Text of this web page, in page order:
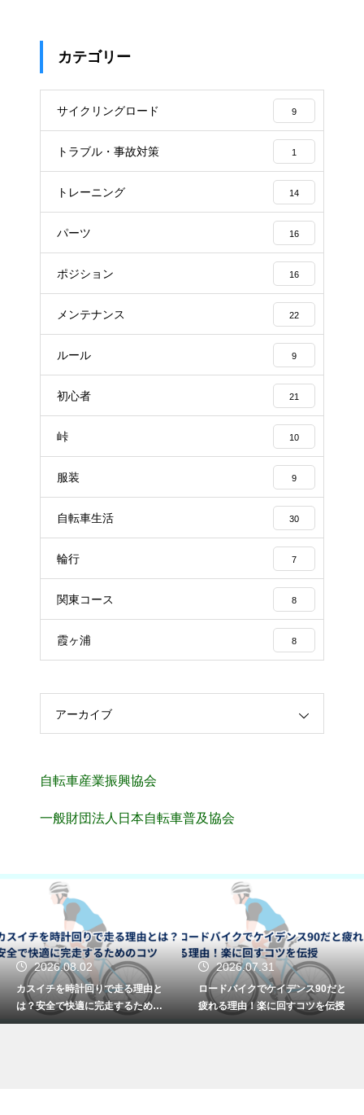
カテゴリー
サイクリングロード 9
トラブル・事故対策 1
トレーニング 14
パーツ 16
ポジション 16
メンテナンス 22
ルール 9
初心者 21
峠 10
服装 9
自転車生活 30
輪行 7
関東コース 8
霞ヶ浦 8
アーカイブ
自転車産業振興協会
一般財団法人日本自転車普及協会
2026.08.02
カスイチを時計回りで走る理由と
は？安全で快適に完走するための
コツ
2026.07.31
ロードバイクでケイデンス90だと
疲れる理由！楽に回すコツを伝授